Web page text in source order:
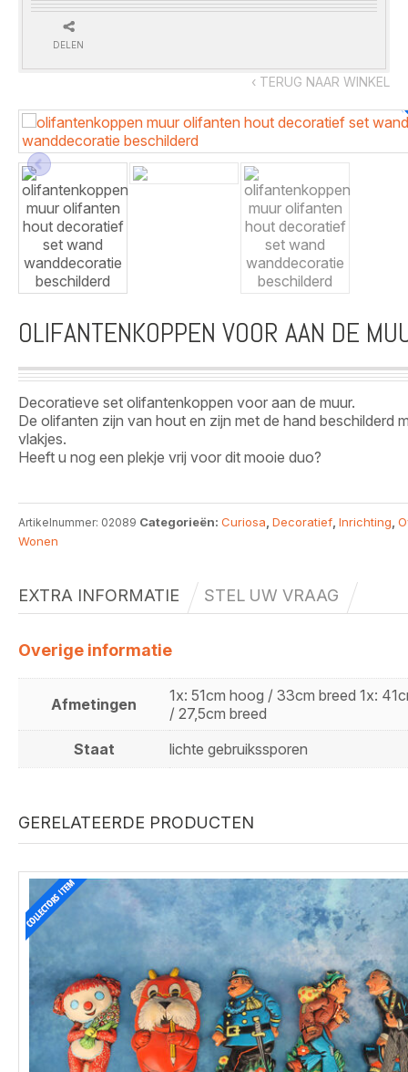
‹ TERUG NAAR WINKEL
OLIFANTENKOPPEN VOOR AAN DE
Decoratieve set olifantenkoppen voor aan de muur.
De olifanten zijn van hout en zijn met de hand beschilderd
vlakjes.
Heeft u nog een plekje vrij voor dit mooie duo?
Artikelnummer: 02089 Categorieën: Curiosa Decoratief Inrichting
Wonen
EXTRA INFORMATIE STEL UW VRAAG
Overige informatie
Afmetingen
1x: 51cm hoog / 33cm breed 1x:
/ 27,5cm breed
Staat
lichte gebruikssporen
GERELATEERDE PRODUCTEN
DELEN